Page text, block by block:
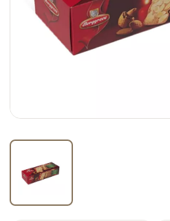
macarrão